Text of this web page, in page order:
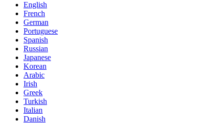
English
French
German
Portuguese
Spanish
Russian
Japanese
Korean
Arabic
Irish
Greek
Turkish
Italian
Danish